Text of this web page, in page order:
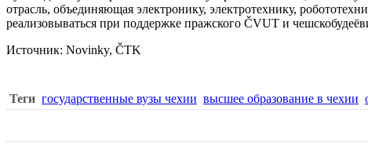
отрасль, объединяющая электронику, электротехнику,
реализовываться при поддержке пражского ČVUT и
Источник: Novinky, ČTK
Теги государственные вузы чехии высшее образование в чехии